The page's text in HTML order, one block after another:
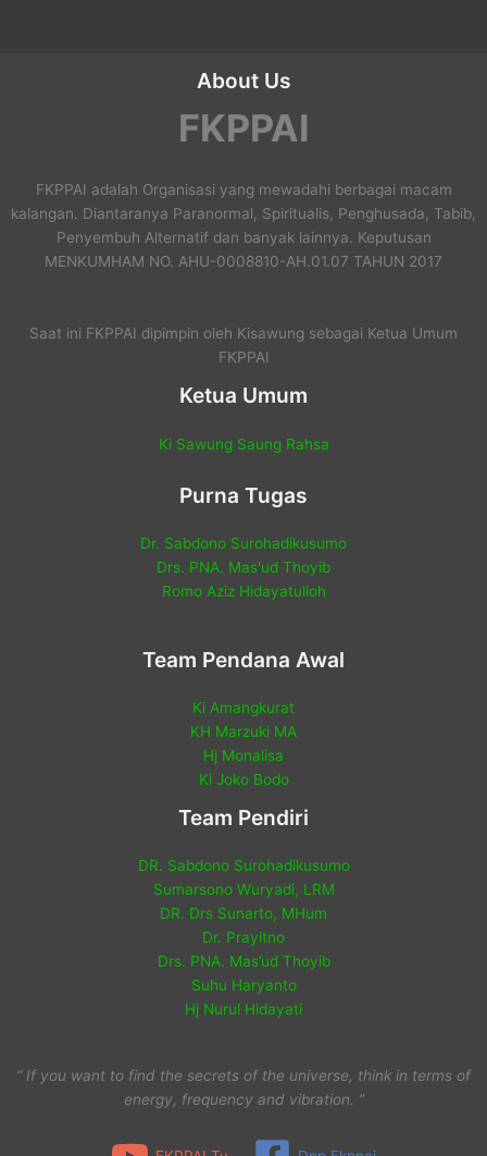
About Us
FKPPAI
FKPPAI adalah Organisasi yang mewadahi berbagai macam
kalangan. Diantaranya Paranormal, Spiritualis, Penghusada, Tabib,
Penyembuh Alternatif dan banyak lainnya. Keputusan
MENKUMHAM NO. AHU-0008810-AH.01.07 TAHUN 2017
Saat ini FKPPAI dipimpin oleh Kisawung sebagai Ketua Umum
FKPPAI
Ketua Umum
Ki Sawung Saung Rahsa
Purna Tugas
Dr. Sabdono Surohadikusumo
Drs. PNA. Mas'ud Thoyib
Romo Aziz Hidayatulloh
Team Pendana Awal
Ki Amangkurat
KH Marzuki MA
Hj Monalisa
Ki Joko Bodo
Team Pendiri
DR. Sabdono Surohadikusumo
Sumarsono Wuryadi, LRM
DR. Drs Sunarto, MHum
Dr. Prayitno
Drs. PNA. Mas’ud Thoyib
Suhu Haryanto
Hj Nurul Hidayati
“ If you want to find the secrets of the universe, think in terms of
energy, frequency and vibration. ”